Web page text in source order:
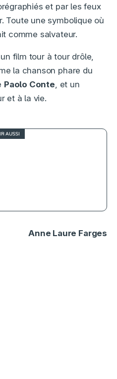
et par les feux
Toute une symbolique où
comme salvateur.
film tour à tour drôle,
la chanson phare du
Paolo Conte, et un
et à la vie.
AUSSI
Anne Laure Farges